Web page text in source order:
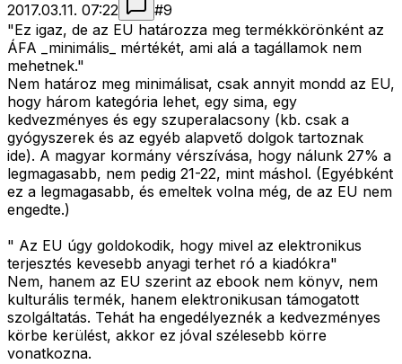
2017.03.11. 07:22
#9
"Ez igaz, de az EU határozza meg termékkörönként az
ÁFA _minimális_ mértékét, ami alá a tagállamok nem
mehetnek."
Nem határoz meg minimálisat, csak annyit mondd az EU,
hogy három kategória lehet, egy sima, egy
kedvezményes és egy szuperalacsony (kb. csak a
gyógyszerek és az egyéb alapvető dolgok tartoznak
ide). A magyar kormány vérszívása, hogy nálunk 27% a
legmagasabb, nem pedig 21-22, mint máshol. (Egyébként
ez a legmagasabb, és emeltek volna még, de az EU nem
engedte.)
" Az EU úgy goldokodik, hogy mivel az elektronikus
terjesztés kevesebb anyagi terhet ró a kiadókra"
Nem, hanem az EU szerint az ebook nem könyv, nem
kulturális termék, hanem elektronikusan támogatott
szolgáltatás. Tehát ha engedélyeznék a kedvezményes
körbe kerülést, akkor ez jóval szélesebb körre
vonatkozna.